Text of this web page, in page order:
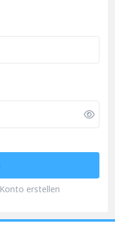
Konto erstellen